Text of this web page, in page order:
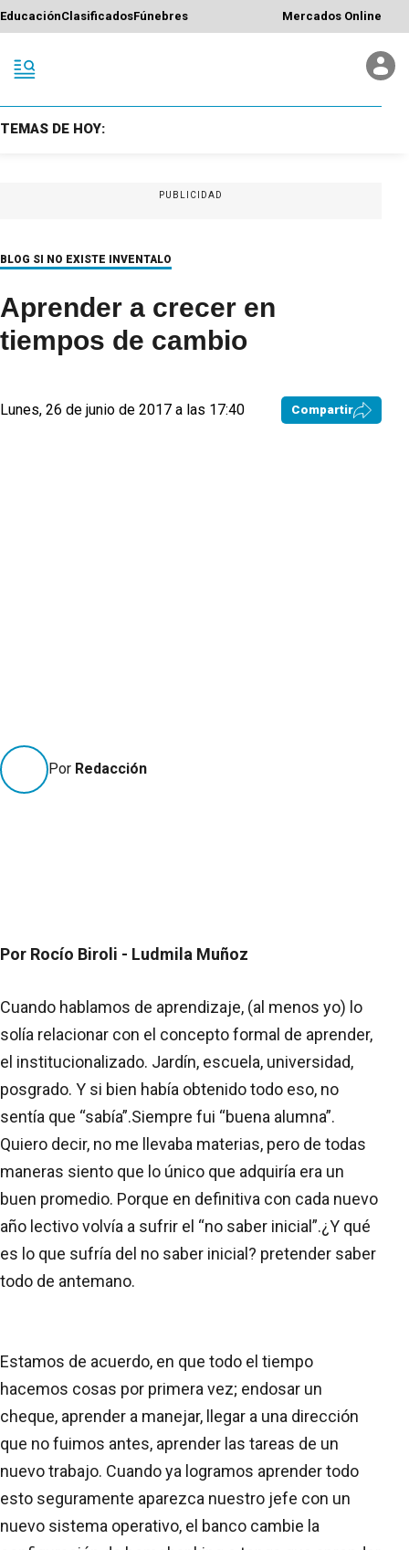
EducaciónClasificadosFúnebres Mercados Online
TEMAS DE HOY:
PUBLICIDAD
BLOG SI NO EXISTE INVENTALO
Aprender a crecer en
tiempos de cambio
Lunes, 26 de junio de 2017 a las 17:40 Compartir
Por Redacción
Por Rocío Biroli - Ludmila Muñoz
Cuando hablamos de aprendizaje, (al menos yo) lo
solía relacionar con el concepto formal de aprender,
el institucionalizado. Jardín, escuela, universidad,
posgrado. Y si bien había obtenido todo eso, no
sentía que “sabía”.Siempre fui “buena alumna”.
Quiero decir, no me llevaba materias, pero de todas
maneras siento que lo único que adquiría era un
buen promedio. Porque en definitiva con cada nuevo
año lectivo volvía a sufrir el “no saber inicial”.¿Y qué
es lo que sufría del no saber inicial? pretender saber
todo de antemano.
Estamos de acuerdo, en que todo el tiempo
hacemos cosas por primera vez; endosar un
cheque, aprender a manejar, llegar a una dirección
que no fuimos antes, aprender las tareas de un
nuevo trabajo. Cuando ya logramos aprender todo
esto seguramente aparezca nuestro jefe con un
nuevo sistema operativo, el banco cambie la